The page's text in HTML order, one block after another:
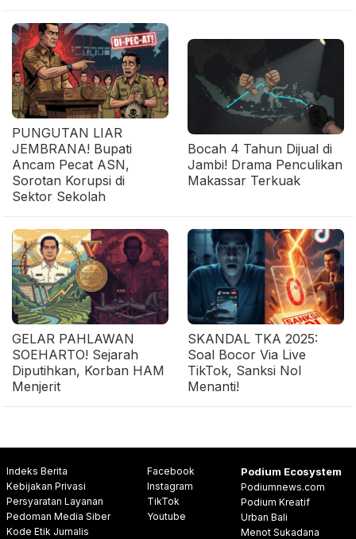
PUNGUTAN LIAR
JEMBRANA! Bupati
Ancam Pecat ASN,
Sorotan Korupsi di
Sektor Sekolah
Bocah 4 Tahun Dijual di
Jambi! Drama Penculikan
Makassar Terkuak
GELAR PAHLAWAN
SOEHARTO! Sejarah
Diputihkan, Korban HAM
Menjerit
SKANDAL TKA 2025:
Soal Bocor Via Live
TikTok, Sanksi Nol
Menanti!
Indeks Berita
Kebijakan Privasi
Persyaratan Layanan
Pedoman Media Siber
Kode Etik Jurnalis
Facebook
Instagram
TikTok
Youtube
Podium Ecosystem
Podiumnews.com
Podium Kreatif
Urban Bali
Menot Sukadana